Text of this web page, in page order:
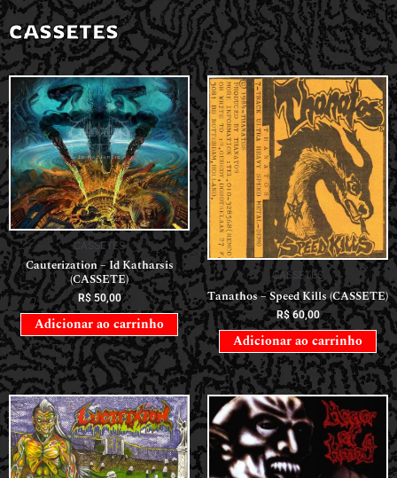
CASSETES
CASSETES
Cauterization – Id Katharsis
(CASSETE)
R$50,00
Adicionar ao carrinho
CASSETES
Tanathos – Speed Kills (CASSETE)
R$60,00
Adicionar ao carrinho